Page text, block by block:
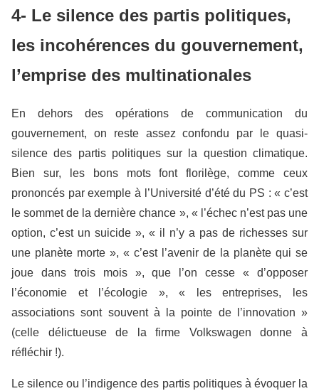
4- Le silence des partis politiques,
les incohérences du gouvernement,
l’emprise des multinationales
En dehors des opérations de communication du
gouvernement, on reste assez confondu par le quasi-
silence des partis politiques sur la question climatique.
Bien sur, les bons mots font florilège, comme ceux
prononcés par exemple à l’Université d’été du PS : « c’est
le sommet de la dernière chance », « l’échec n’est pas une
option, c’est un suicide », « il n’y a pas de richesses sur
une planète morte », « c’est l’avenir de la planète qui se
joue dans trois mois », que l’on cesse « d’opposer
l’économie et l’écologie », « les entreprises, les
associations sont souvent à la pointe de l’innovation »
(celle délictueuse de la firme Volkswagen donne à
réfléchir !).
Le silence ou l’indigence des partis politiques à évoquer la